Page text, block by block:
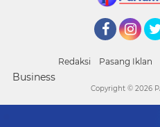
Redaksi Pasang Iklan
Business
Copyright © 2026